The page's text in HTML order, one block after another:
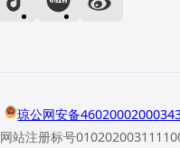
琼公网安备
网站注册标号